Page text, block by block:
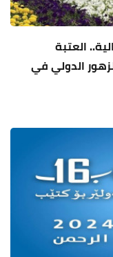
دورات متتالية.. العتبة
الدولي في